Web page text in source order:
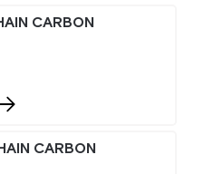
CARBON
CARBON